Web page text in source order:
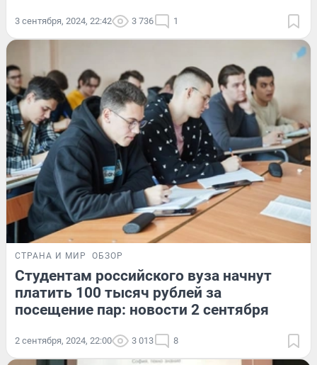
3 сентября, 2024, 22:42 3 736 1
СТРАНА И МИР ОБЗОР
Студентам российского вуза начнут
платить 100 тысяч рублей за
посещение пар: новости 2 сентября
2 сентября, 2024, 22:00 3 013 8